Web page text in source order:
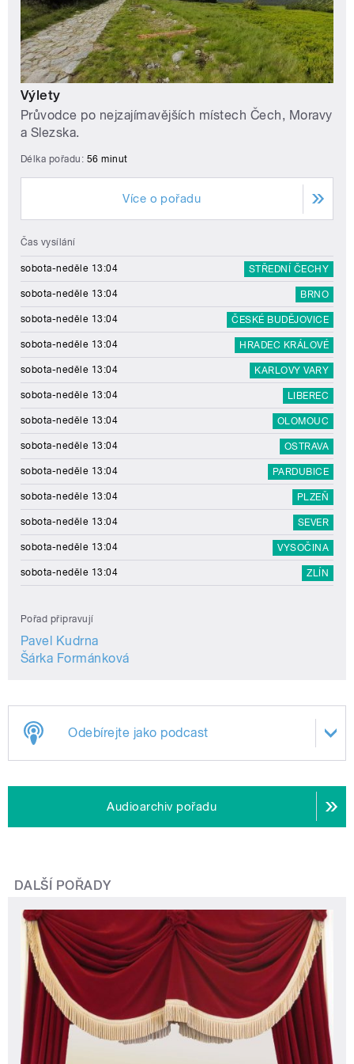
Výlety
Průvodce po nejzajímavějších místech Čech, Moravy
a Slezska.
Délka pořadu: 56 minut
Více o pořadu
Čas vysílání
sobota-neděle 13:04 STŘEDNÍ ČECHY
sobota-neděle 13:04 BRNO
sobota-neděle 13:04 ČESKÉ BUDĚJOVICE
sobota-neděle 13:04 HRADEC KRÁLOVÉ
sobota-neděle 13:04 KARLOVY VARY
sobota-neděle 13:04 LIBEREC
sobota-neděle 13:04 OLOMOUC
sobota-neděle 13:04 OSTRAVA
sobota-neděle 13:04 PARDUBICE
sobota-neděle 13:04 PLZEŇ
sobota-neděle 13:04 SEVER
sobota-neděle 13:04 VYSOČINA
sobota-neděle 13:04 ZLÍN
Pořad připravují
Pavel Kudrna
Šárka Formánková
Odebírejte jako podcast
Audioarchiv pořadu
DALŠÍ POŘADY